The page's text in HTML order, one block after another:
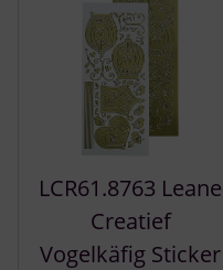
LCR61.8763 Leane
Creatief
Vogelkäfig Sticker